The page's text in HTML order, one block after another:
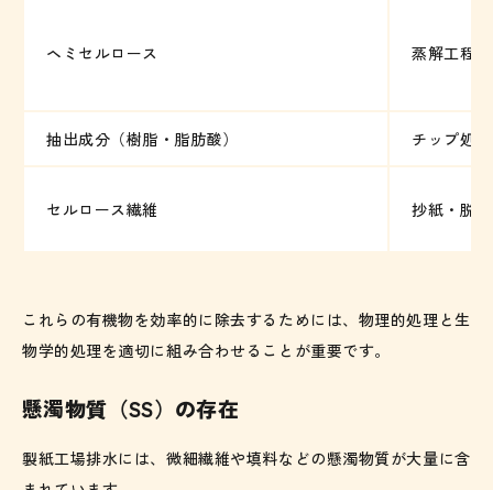
ヘミセルロース 蒸解工程
抽出成分（樹脂・脂肪酸） チップ処
セルロース繊維 抄紙・脱
これらの有機物を効率的に除去するためには、物理的処理と生
物学的処理を適切に組み合わせることが重要です。
懸濁物質（SS）の存在
製紙工場排水には、微細繊維や填料などの懸濁物質が大量に含